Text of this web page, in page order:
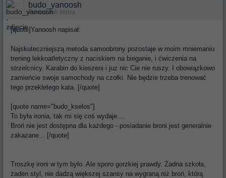
budo_yanoosh
Ponad rok temu
[quote]Yanoosh napisał:
Najskuteczniejszą metoda samoobrony pozostaje w moim mniemaniu
trening lekkoatletyczny z naciskiem na bieganie, i ćwiczenia na
strzelcnicy. Karabin do kieszeni i juz nic Cie nie ruszy. I obowiązkowo
zamieńcie swoje samochody na czołki. Nie będzie trzeba trenować
tego przekletego kata. [/quote]
[quote name="budo_kselos"]
To była ironia, tak mi się coś wydaje....
Broń nie jest dostępna dla każdego - posiadanie broni jest generalnie
zakazane... [/quote]
Troszkę ironi w tym było. Ale sporo gorzkiej prawdy. Żadna szkoła,
żaden styl, nie dadzą większej szansy na wygraną niż broń, którą